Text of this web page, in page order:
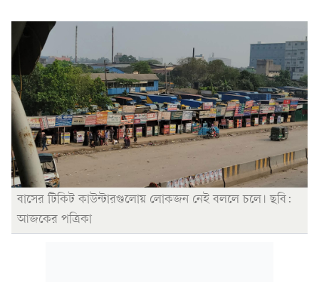
বাসের টিকিট কাউন্টারগুলোয় লোকজন নেই বললে চলে। ছবি:
আজকের পত্রিকা